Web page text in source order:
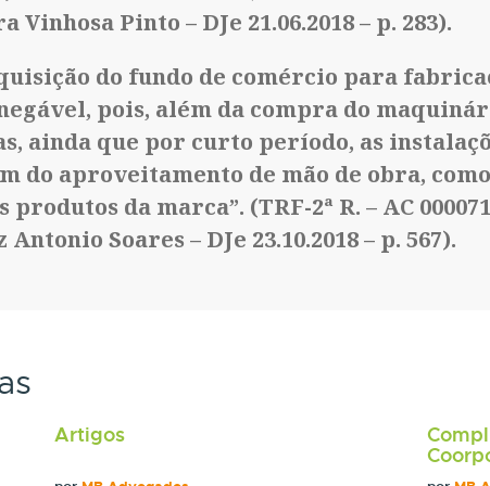
Vinhosa Pinto – DJe 21.06.2018 – p. 283).
do fundo de comércio para
pois, além da compra do
ainda que por curto período, as
do aproveitamento de mão de obra,
da marca”. (TRF-2ª R. – AC
Antonio Soares – DJe 23.10.2018 – p. 567).
Artigos